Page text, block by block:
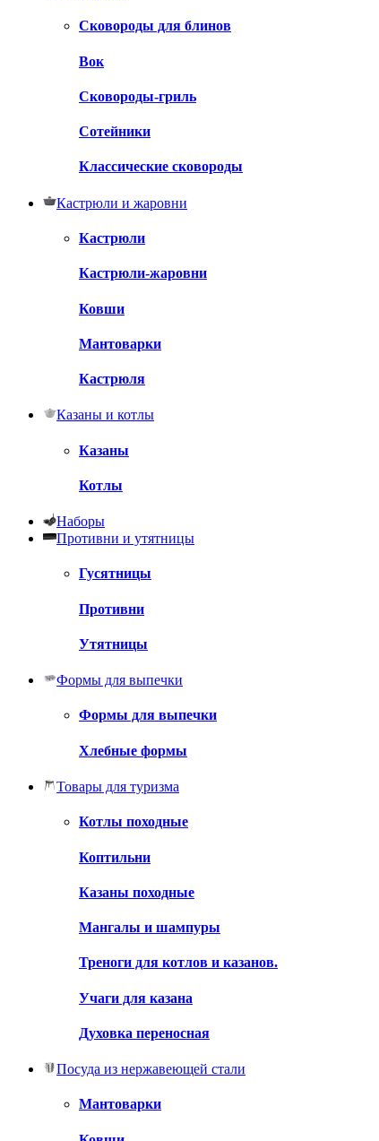
Сковороды для блинов
Вок
Сковороды-гриль
Сотейники
Классические сковороды
Кастрюли и жаровни
Кастрюли
Кастрюли-жаровни
Ковши
Мантоварки
Кастрюля
Казаны и котлы
Казаны
Котлы
Наборы
Противни и утятницы
Гусятницы
Противни
Утятницы
Формы для выпечки
Формы для выпечки
Хлебные формы
Товары для туризма
Котлы походные
Коптильни
Казаны походные
Мангалы и шампуры
Треноги для котлов и казанов.
Учаги для казана
Духовка переносная
Посуда из нержавеющей стали
Мантоварки